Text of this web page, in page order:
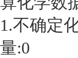
1.不确定
量:0